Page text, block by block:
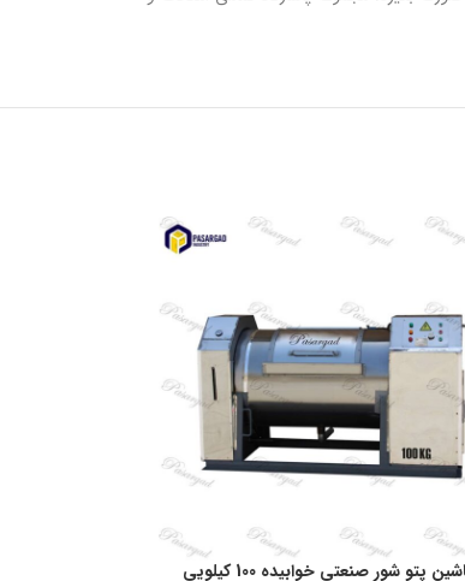
پتو شور صنعتی خوابیده 100 کیلویی